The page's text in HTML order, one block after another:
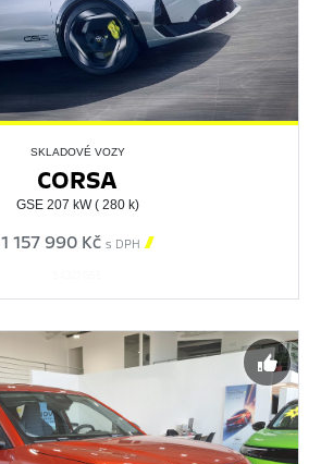
SKLADOVÉ VOZY
CORSA
GSE 207 kW ( 280 k)
1 157 990 Kč s DPH 